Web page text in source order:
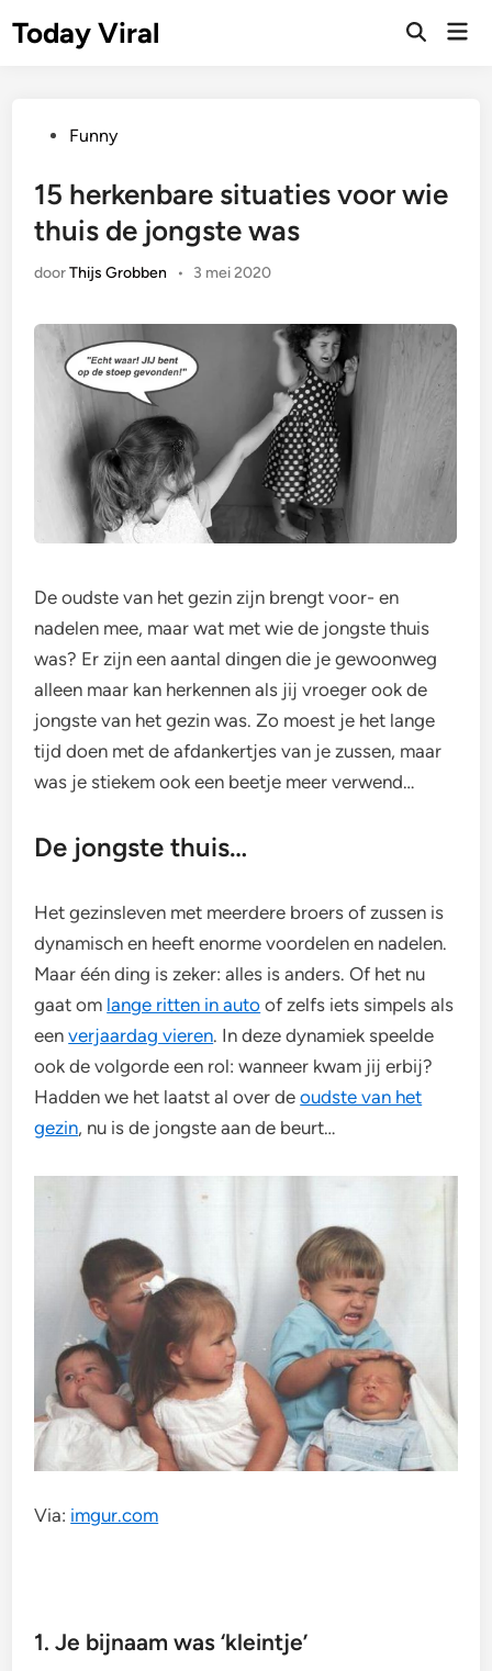
naar
Today Viral
Zoeken
Geplaatst
Funny
15 herkenbare situaties voor wie
thuis de jongste was
doorThijs Grobben • 3 mei 2020
De oudste van het gezin zijn brengt voor- en
nadelen mee, maar wat met wie de jongste thuis
was? Er zijn een aantal dingen die je gewoonweg
alleen maar kan herkennen als jij vroeger ook de
jongste van het gezin was. Zo moest je het lange
tijd doen met de afdankertjes van je zussen, maar
was je stiekem ook een beetje meer verwend…
De jongste thuis…
Het gezinsleven met meerdere broers of zussen is
dynamisch en heeft enorme voordelen en nadelen.
Maar één ding is zeker: alles is anders. Of het nu
gaat om lange ritten in auto of zelfs iets simpels als
eenverjaardag vieren. In deze dynamiek speelde
ook de volgorde een rol: wanneer kwam jij erbij?
Hadden we het laatst al over deoudste van het
gezin, nu is de jongste aan de beurt…
Via: imgur.com
1. Je bijnaam was ‘kleintje’